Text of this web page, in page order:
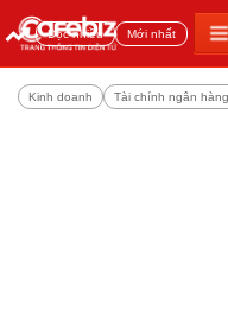
Đọc nhiều Mới nhất
Kinh doanh Tài chính ngân hàng